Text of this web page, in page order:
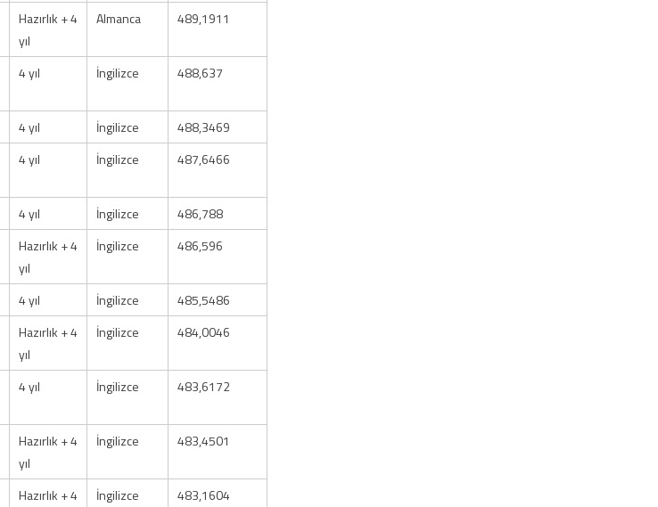
Hazırlık + 4
yıl
Almanca 489,1911
4 yıl İngilizce 488,637
4 yıl İngilizce
488,3469
4 yıl İngilizce 487,6466
4 yıl İngilizce
486,788
Hazırlık + 4
yıl
İngilizce 486,596
4 yıl İngilizce
485,5486
Hazırlık + 4
yıl
İngilizce 484,0046
4 yıl İngilizce 483,6172
Hazırlık + 4
yıl
İngilizce 483,4501
Hazırlık + 4
İngilizce 483,1604